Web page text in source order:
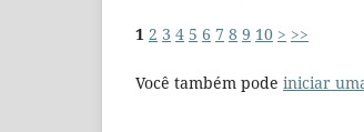
1 2 3 4 5 6 7 8 9 10 > >>
Você também pode iniciar